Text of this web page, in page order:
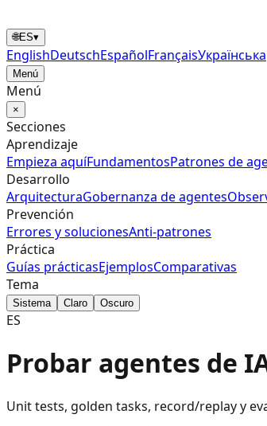
🌐ES▾
EnglishDeutschEspañolFrançaisУкраїнська
Menú
Menú
×
Secciones
Aprendizaje
Empieza aquíFundamentosPatrones de
Desarrollo
ArquitecturaGobernanza de agentes
Prevención
Errores y solucionesAnti‑patrones
Práctica
Guías prácticasEjemplosComparativas
Tema
Sistema Claro Oscuro
ES
Probar agentes de
Unit tests, golden tasks, record/replay y